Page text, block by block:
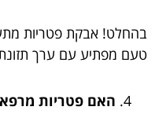
בהחלט! אבקת פטריות
טעם מפתיע עם ערך
האם פטריות